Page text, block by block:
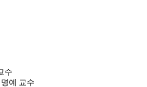
수
예 교수